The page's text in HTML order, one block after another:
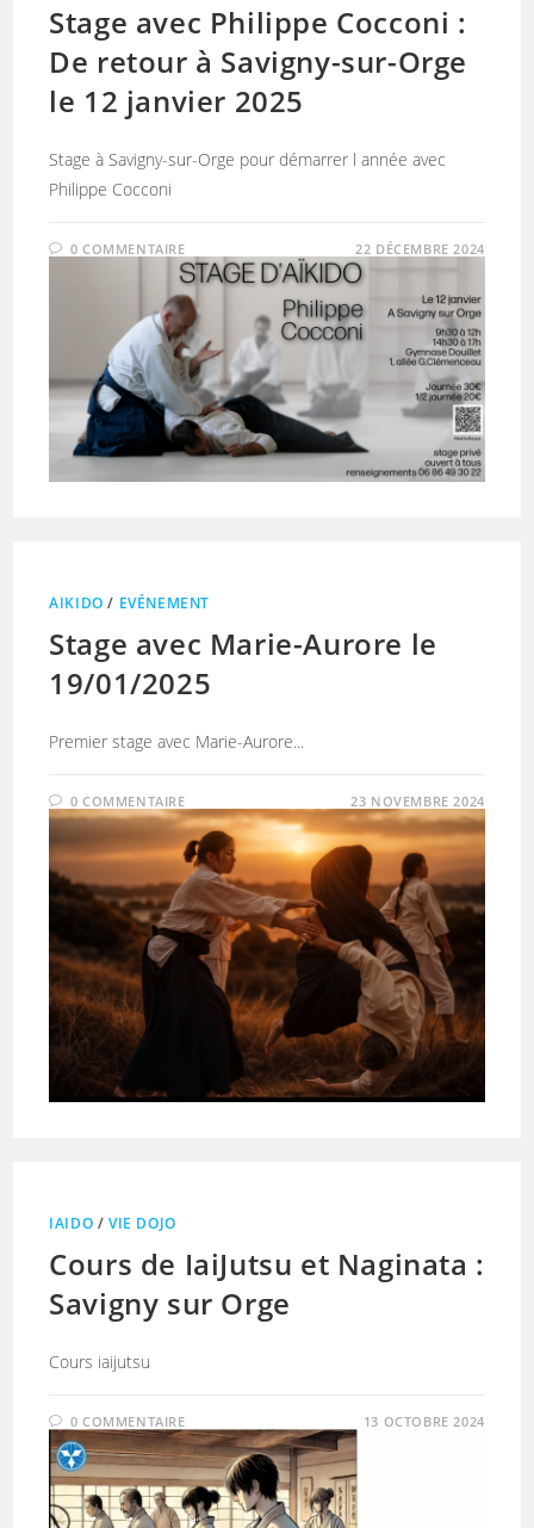
Stage avec Philippe Cocconi :
De retour à Savigny-sur-Orge
le 12 janvier 2025
Stage à Savigny-sur-Orge pour démarrer l année avec
Philippe Cocconi
0 COMMENTAIRE 22 DÉCEMBRE 2024
AIKIDO / EVÉNEMENT
Stage avec Marie-Aurore le
19/01/2025
Premier stage avec Marie-Aurore...
0 COMMENTAIRE 23 NOVEMBRE 2024
IAIDO /VIE DOJO
Cours de IaiJutsu et Naginata :
Savigny sur Orge
Cours iaijutsu
0 COMMENTAIRE 13 OCTOBRE 2024